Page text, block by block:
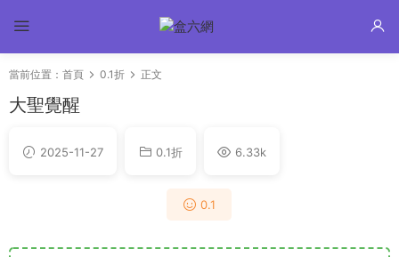
當前位置： 首頁 0.1折 正文
大聖覺醒
2025-11-27 0.1折 6.33k
0.1